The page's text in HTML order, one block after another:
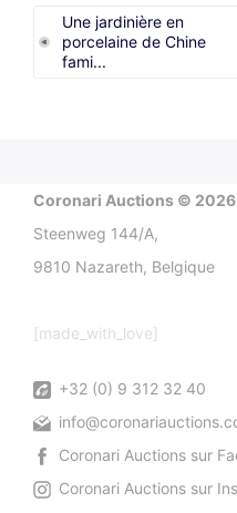
Une jardinière en
porcelaine de Chine
fami...
Coronari Auctions © 2026
Steenweg 144/A,
9810 Nazareth, Belgique
[made_with_love]
+32 (0) 9 312 32 40
Coronari Auctions sur
Coronari Auctions sur